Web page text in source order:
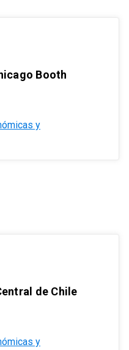
Booth
y
de Chile
y